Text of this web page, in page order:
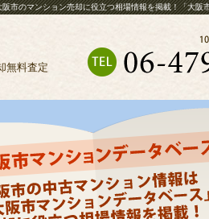
阪市のマンション売却に役立つ相場情報を掲載！「大阪
無料査定